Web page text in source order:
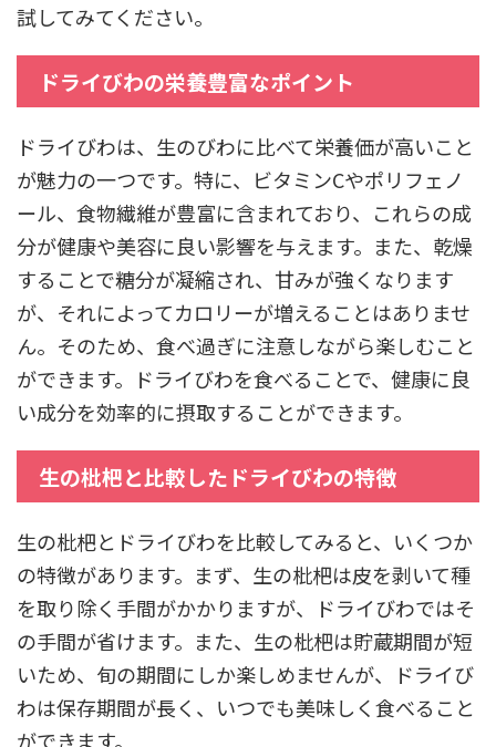
試してみてください。
ドライびわの栄養豊富なポイント
ドライびわは、生のびわに比べて栄養価が高いこと
が魅力の一つです。特に、ビタミンCやポリフェノ
ール、食物繊維が豊富に含まれており、これらの成
分が健康や美容に良い影響を与えます。また、乾燥
することで糖分が凝縮され、甘みが強くなります
が、それによってカロリーが増えることはありませ
ん。そのため、食べ過ぎに注意しながら楽しむこと
ができます。ドライびわを食べることで、健康に良
い成分を効率的に摂取することができます。
生の枇杷と比較したドライびわの特徴
生の枇杷とドライびわを比較してみると、いくつか
の特徴があります。まず、生の枇杷は皮を剥いて種
を取り除く手間がかかりますが、ドライびわではそ
の手間が省けます。また、生の枇杷は貯蔵期間が短
いため、旬の期間にしか楽しめませんが、ドライび
わは保存期間が長く、いつでも美味しく食べること
ができます。